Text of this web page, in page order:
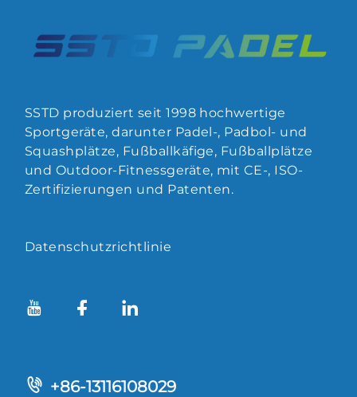
SSTD produziert seit 1998 hochwertige
Sportgeräte, darunter Padel-, Padbol- und
Squashplätze, Fußballkäfige, Fußballplätze
und Outdoor-Fitnessgeräte, mit CE-, ISO-
Zertifizierungen und Patenten.
Datenschutzrichtlinie
+86-13116108029